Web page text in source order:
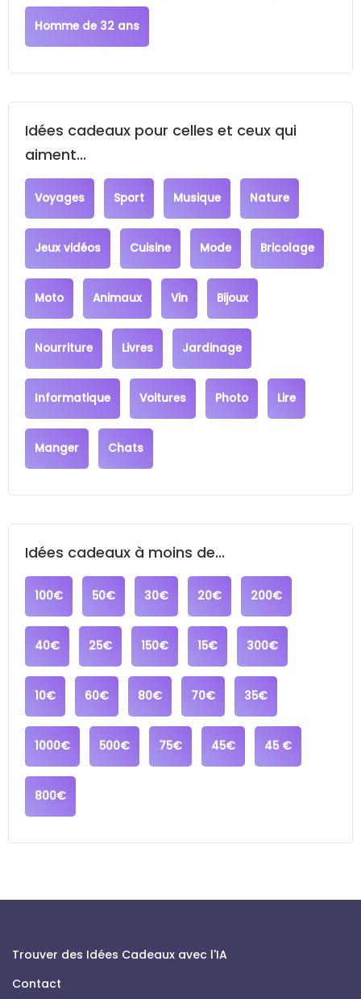
Homme de 32 ans
Idées cadeaux pour celles et ceux qui
aiment...
Voyages Sport Musique Nature
Jeux vidéos Cuisine Mode Bricolage
Moto Animaux Vin Bijoux
Nourriture Livres Jardinage
Informatique Voitures Photo Lire
Manger Chats
Idées cadeaux à moins de...
100€ 50€ 30€ 20€ 200€
40€ 25€ 150€ 15€ 300€
10€ 60€ 80€ 70€ 35€
1000€ 500€ 75€ 45€ 45 €
800€
Trouver des Idées Cadeaux avec l'IA
Contact